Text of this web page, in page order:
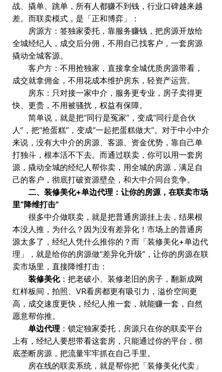
战、撬单、跳单，所有人都赚不到钱，行业口碑越来越
差。而联卖模式，是「正和博弈」：
房源方：签独家委托，靠服务赚钱，把房源开放给
全城经纪人，成交后分佣，不用自己找客户，一套房源
撬动全城客源。
客户方：不用抢独家，直接拿全城优质房源带看，
成交就拿佣金，不用花成本维护房东，轻资产运营。
房东：只对接一家中介，服务更专业，房子卖得更
快、更贵，不用被骚扰，权益有保障。
简单说，就是把“同行是冤家”，变成“同行是合伙
人”，把“抢蛋糕”，变成“一起把蛋糕做大”。对于中小中介
来说，没有大中介的房源、客源、资金优势，靠自己单
打独斗，根本活不下去。而通过联卖，你可以用一套房
源，撬动全城的经纪人帮你卖，用全城的房源，满足自
己的客户，彻底打破资源壁垒，和大中介同台竞争。
二、装修美化+单边代理：让你的房源，在联卖市场
里“降维打击”
很多中介做联卖，就是把普通房源挂上去，结果根
本没人推，为什么？因为没有差异化！市场上的普通房
源太多了，经纪人凭什么推你的？而「装修美化+单边代
理」，就是给你的房源做“差异化升级”，让你的房源在联
卖市场里，直接降维打击：
装修美化：把老破小、装修老旧的房子，翻新成网
红样板间，拍照、VR看房都更有吸引力，溢价空间更
高，成交速度更快，经纪人推一套，就能赚一套，自然
愿意帮你推。
单边代理 ：锁定独家委托，房源只在你的联卖平台
上有，经纪人要想带看这套房，只能通过你的平台，彻
底垄断房源，把流量牢牢抓在自己手里。
房在线的联卖系统，就是帮你把「装修美化代卖」